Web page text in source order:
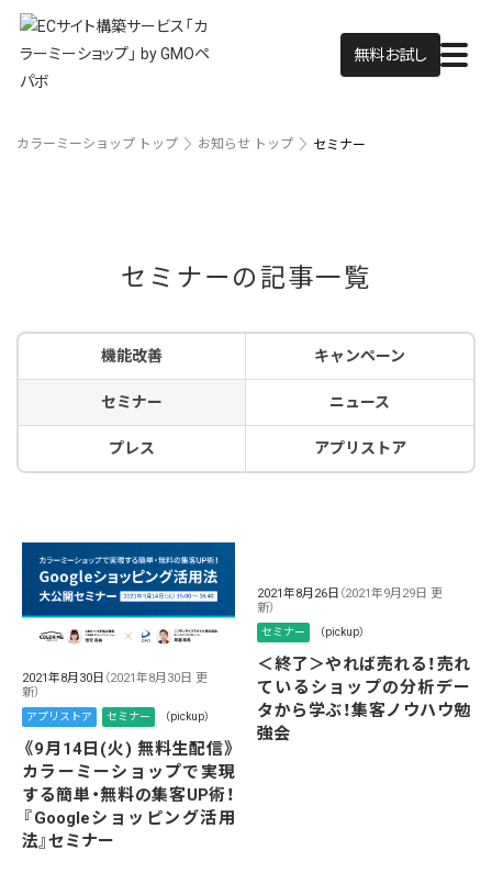
無料お試し
カラーミーショップ トップ お知らせ トップ セミナー
セミナーの記事一覧
機能改善 キャンペーン
セミナー ニュース
プレス アプリストア
2021年8月30日 （2021年8月30日 更
新）
アプリストア セミナー （pickup）
《9月14日(火) 無料生配信》
カラーミーショップで実現
する簡単・無料の集客UP術！
『Googleショッピング活用
法』セミナー
2021年8月26日 （2021年9月29日 更
新）
セミナー （pickup）
＜終了＞やれば売れる！売れ
ているショップの分析デー
タから学ぶ！集客ノウハウ勉
強会